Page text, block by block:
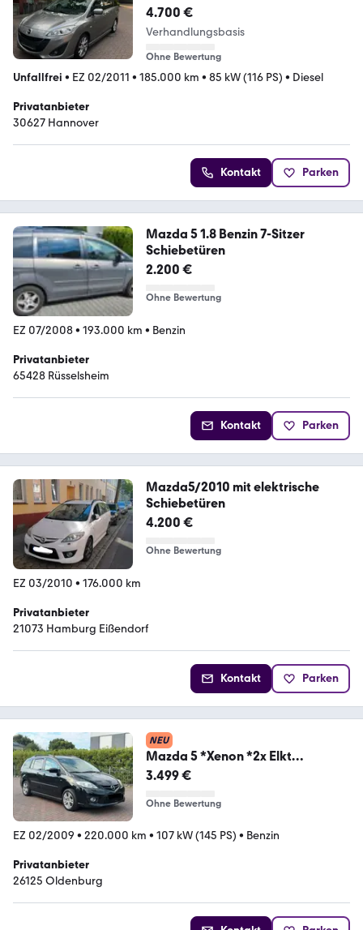
4.700 €
Verhandlungsbasis
Ohne Bewertung
Unfallfrei • EZ 02/2011 • 185.000 km • 85 kW (116 PS) • Diesel
Privatanbieter
30627 Hannover
Kontakt Parken
Mazda 5 1.8 Benzin 7-Sitzer
Schiebetüren
2.200 €
Ohne Bewertung
EZ 07/2008• 193.000 km • Benzin
Privatanbieter
65428 Rüsselsheim
Kontakt Parken
Mazda5/2010 mit elektrische
Schiebetüren
4.200 €
Ohne Bewertung
EZ 03/2010 • 176.000 km
Privatanbieter
21073 Hamburg Eißendorf
Kontakt Parken
NEU
Mazda 5 *Xenon *2x Elkt
Schiebetür *klima ...
3.499 €
Ohne Bewertung
EZ 02/2009 • 220.000 km • 107 kW (145 PS) • Benzin
Privatanbieter
26125 Oldenburg